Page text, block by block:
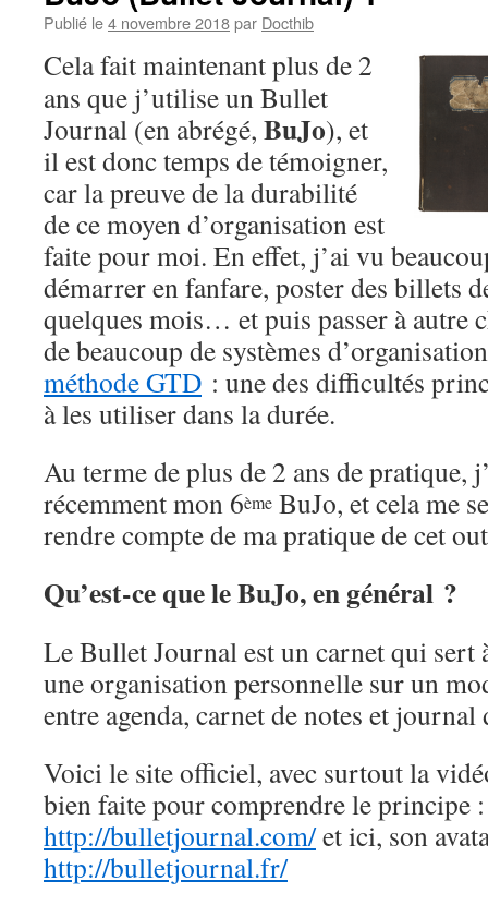
Publié le4 novembre 2018par Docthib
Cela fait maintenant plus de 2
ans que j’utilise un Bullet
Journal (en abrégé, BuJo), et
il est donc temps de témoigner,
car la preuve de la durabilité
de ce moyen d’organisation est
faite pour moi. En effet, j’ai vu
démarrer en fanfare, poster des billets
quelques mois… et puis passer à autre
de beaucoup de systèmes
méthode GTD : une des difficultés
à les utiliser dans la durée.
Au terme de plus de 2 ans de pratique,
récemment mon 6ème BuJo, et cela me
rendre compte de ma pratique de cet
Qu’est-ce que le BuJo, en général ?
Le Bullet Journal est un carnet qui sert
une organisation personnelle sur un
entre agenda, carnet de notes et journal
Voici le site officiel, avec surtout la
bien faite pour comprendre le principe :
http://bulletjournal.com/et ici, son
http://bulletjournal.fr/